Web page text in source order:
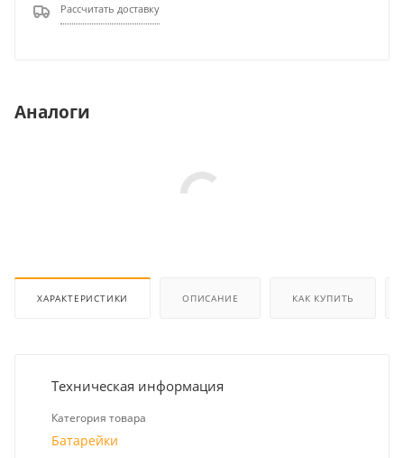
Рассчитать доставку
Аналоги
ХАРАКТЕРИСТИКИ ОПИСАНИЕ КАК КУПИТЬ
Техническая информация
Категория товара
Батарейки